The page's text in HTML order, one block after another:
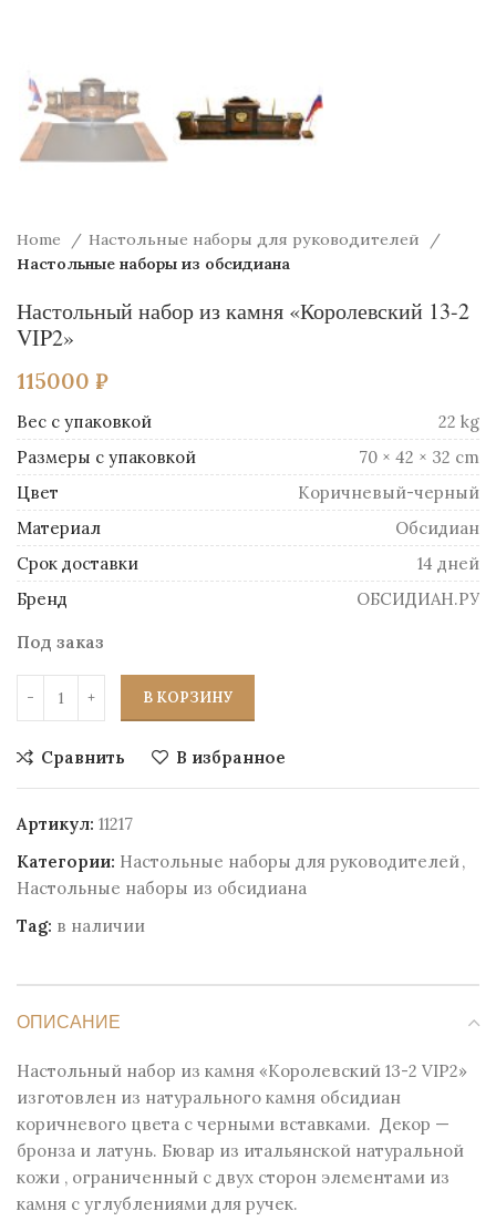
Home
Настольные наборы для руководителей
Настольные наборы из обсидиана
Настольный набор из камня «Королевский 13-2
VIP2»
115000 ₽
Вес
22 kg
Размеры
70 × 42 × 32 cm
Цвет
Коричневый-черный
Материал
Обсидиан
Срок доставки
14 дней
Бренд
ОБСИДИАН.РУ
Под заказ
В КОРЗИНУ
Сравнить В избранное
Артикул: 11217
Категории: Настольные наборы для руководителей,
Настольные наборы из обсидиана
Tag: в наличии
ОПИСАНИЕ
Настольный набор из камня «Королевский 13-2 VIP2»
изготовлен из натурального камня обсидиан
коричневого цвета с черными вставками. Декор —
бронза и латунь. Бювар из итальянской натуральной
кожи , ограниченный с двух сторон элементами из
камня с углублениями для ручек.